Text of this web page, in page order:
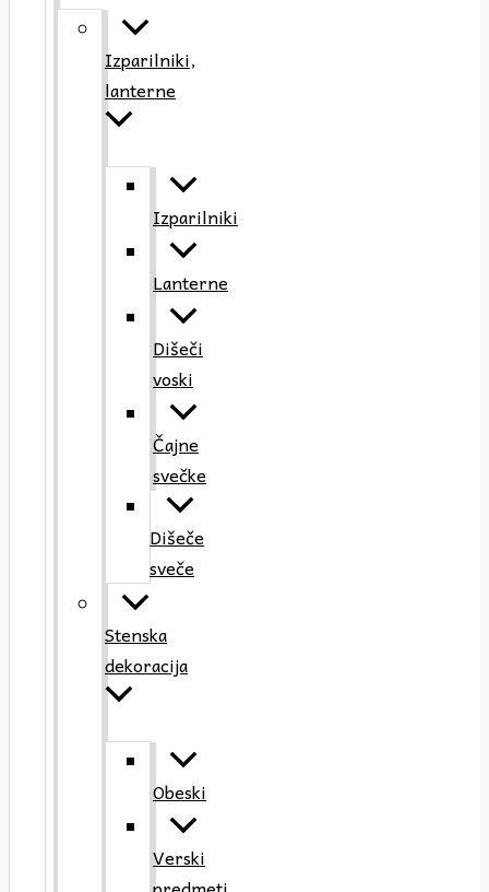
Izparilniki,
lanterne
Izparilniki
Lanterne
Dišeči
voski
Čajne
svečke
Dišeče
sveče
Stenska
dekoracija
Obeski
Verski